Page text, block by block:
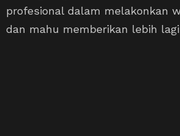
profesional dalam melakonkan
dan mahu memberikan lebih